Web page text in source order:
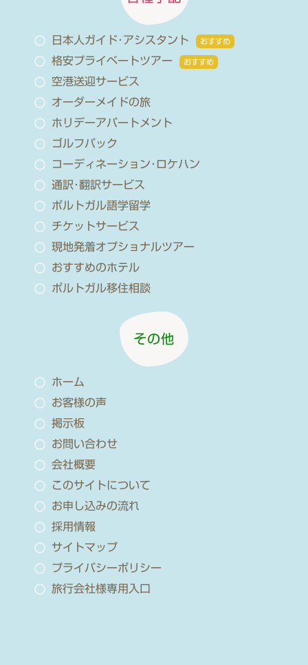
日本人ガイド･アシスタント おすすめ
格安プライベートツアー おすすめ
空港送迎サービス
オーダーメイドの旅
ホリデーアパートメント
ゴルフパック
コーディネーション･ロケハン
通訳･翻訳サービス
ポルトガル語学留学
チケットサービス
現地発着オプショナルツアー
おすすめのホテル
ポルトガル移住相談
その他
ホーム
お客様の声
掲示板
お問い合わせ
会社概要
このサイトについて
お申し込みの流れ
採用情報
サイトマップ
プライバシーポリシー
旅行会社様専用入口